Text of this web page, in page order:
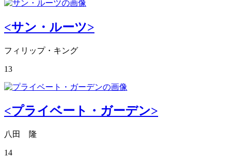
<サン・ルーツ>
フィリップ・キング
13
<プライベート・ガーデン>
八田 隆
14